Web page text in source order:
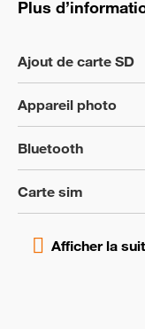
Plus
Ajout de carte SD
Appareil photo
Bluetooth
Carte sim